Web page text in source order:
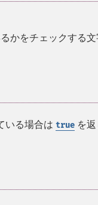
かをチェックする文
いる場合は true を